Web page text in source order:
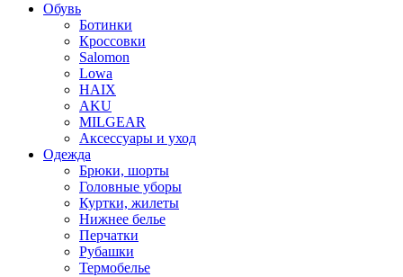
Обувь
Ботинки
Кроссовки
Salomon
Lowa
HAIX
AKU
MILGEAR
Аксессуары и уход
Одежда
Брюки, шорты
Головные уборы
Куртки, жилеты
Нижнее белье
Перчатки
Рубашки
Термобелье